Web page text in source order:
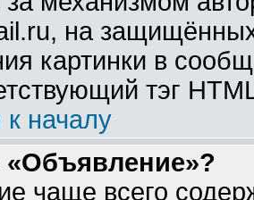
на
картинки в
тэг
к началу
«Объявление»?
чаще всего